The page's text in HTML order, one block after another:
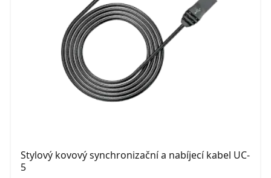
Stylový kovový synchronizační a nabíjecí kabel UC-
5